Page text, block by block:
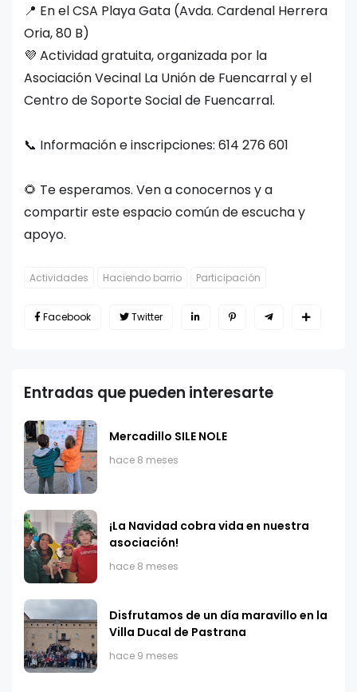
📍 En el CSA Playa Gata (Avda. Cardenal Herrera
Oria, 80 B)
💜 Actividad gratuita, organizada por la
Asociación Vecinal La Unión de Fuencarral y el
Centro de Soporte Social de Fuencarral.
📞 Información e inscripciones: 614 276 601
🌻 Te esperamos. Ven a conocernos y a
compartir este espacio común de escucha y
apoyo.
Actividades Haciendo barrio Participación
Facebook Twitter
Entradas que pueden interesarte
Mercadillo SILE NOLE
hace 8 meses
​¡La Navidad cobra vida en nuestra
asociación!
hace 8 meses
Disfrutamos de un día maravillo en la
Villa Ducal de Pastrana
hace 9 meses